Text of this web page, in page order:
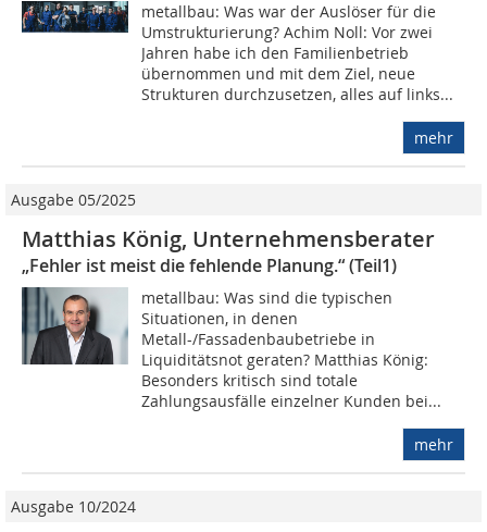
metallbau: Was war der Auslöser für die
Umstrukturierung? Achim Noll: Vor zwei
Jahren habe ich den Familienbetrieb
übernommen und mit dem Ziel, neue
Strukturen durchzusetzen, alles auf links...
mehr
Ausgabe 05/2025
Matthias König, Unternehmensberater
„Fehler ist meist die fehlende Planung.“ (Teil1)
metallbau: Was sind die typischen
Situationen, in denen
Metall-/Fassadenbaubetriebe in
Liquiditätsnot geraten? Matthias König:
Besonders kritisch sind totale
Zahlungsausfälle einzelner Kunden bei...
mehr
Ausgabe 10/2024